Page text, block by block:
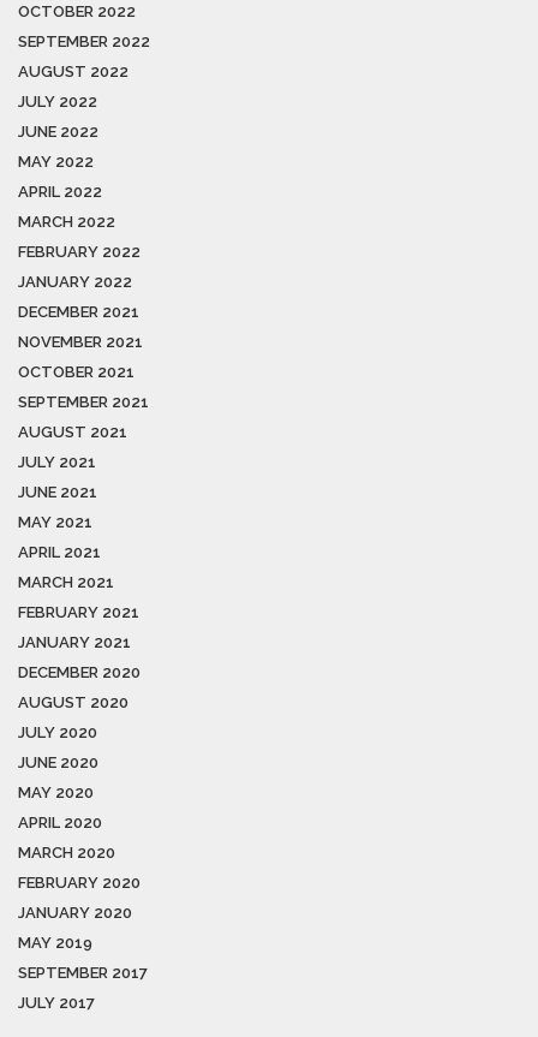
OCTOBER 2022
SEPTEMBER 2022
AUGUST 2022
JULY 2022
JUNE 2022
MAY 2022
APRIL 2022
MARCH 2022
FEBRUARY 2022
JANUARY 2022
DECEMBER 2021
NOVEMBER 2021
OCTOBER 2021
SEPTEMBER 2021
AUGUST 2021
JULY 2021
JUNE 2021
MAY 2021
APRIL 2021
MARCH 2021
FEBRUARY 2021
JANUARY 2021
DECEMBER 2020
AUGUST 2020
JULY 2020
JUNE 2020
MAY 2020
APRIL 2020
MARCH 2020
FEBRUARY 2020
JANUARY 2020
MAY 2019
SEPTEMBER 2017
JULY 2017